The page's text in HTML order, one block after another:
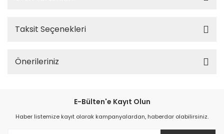
Taksit Seçenekleri
Önerileriniz
E-Bülten'e Kayıt Olun
Haber listemize kayıt olarak kampanyalardan, haberdar olabilirsiniz.